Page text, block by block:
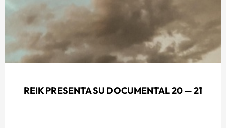
REIK PRESENTA SU DOCUMENTAL 20 — 21